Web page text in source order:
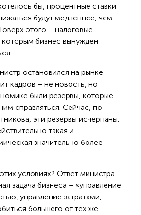
бы, процентные ставки
будут медленнее, чем
этого – налоговые
которым бизнес вынужден
остановился на рынке
кадров – не новость, но
были резервы, которые
справляться. Сейчас, по
эти резервы исчерпаны:
такая и
значительно более
условиях? Ответ министра
задача бизнеса – «управление
управление затратами,
большего от тех же